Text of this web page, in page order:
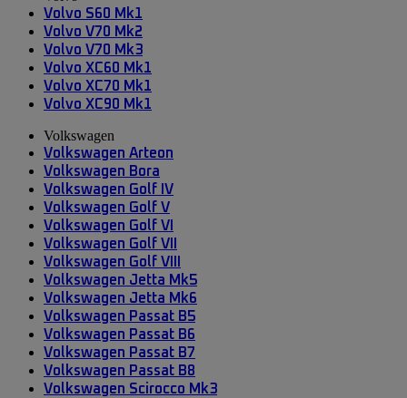
Volvo S60 Mk1
Volvo V70 Mk2
Volvo V70 Mk3
Volvo XC60 Mk1
Volvo XC70 Mk1
Volvo XC90 Mk1
Volkswagen
Volkswagen Arteon
Volkswagen Bora
Volkswagen Golf IV
Volkswagen Golf V
Volkswagen Golf VI
Volkswagen Golf VII
Volkswagen Golf VIII
Volkswagen Jetta Mk5
Volkswagen Jetta Mk6
Volkswagen Passat B5
Volkswagen Passat B6
Volkswagen Passat B7
Volkswagen Passat B8
Volkswagen Scirocco Mk3